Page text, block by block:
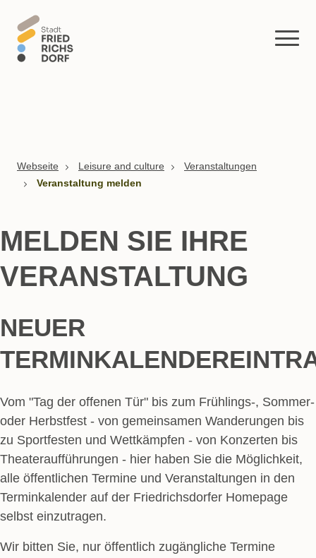
You are here:
Webseite Leisure and culture
Veranstaltungen
Veranstaltung melden
MELDEN SIE IHRE
VERANSTALTUNG
NEUER
Vom "Tag der offenen Tür" bis zum Frühlings-, Sommer-
oder Herbstfest - von gemeinsamen Wanderungen bis
zu Sportfesten und Wettkämpfen - von Konzerten bis
Theateraufführungen - hier haben Sie die Möglichkeit,
alle öffentlichen Termine und Veranstaltungen in den
Terminkalender auf der Friedrichsdorfer Homepage
selbst einzutragen.
Wir bitten Sie, nur öffentlich zugängliche Termine